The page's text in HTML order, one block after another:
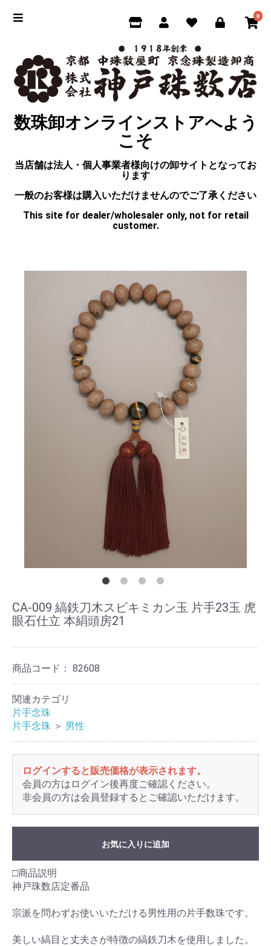
0
数珠卸オンラインストアへよう
こそ
当店舗は法人・個人事業者様向けの卸サイトとなってお
ります
一般のお客様は購入いただけませんのでご了承ください
This site for dealer/wholesaler only, not for retail
customer.
CA-009 縞鉄刀木スビキミカン玉 片手23玉 虎
眼石仕立 本絹頭房21
商品コード： 82608
関連カテゴリ
片手念珠
片手念珠 ＞ 男性
ログインすると販売価格が表示されます。
会員の方はログイン後再度ご確認ください。
非会員の方は会員登録するとご確認いただけます。
お気に入りに追加
□商品説明
神戸珠数店定番品
宗派を問わずお使いいただける男性用の片手数珠です。
美しい縞目と丈夫さが特徴の縞鉄刀木を使用しました。